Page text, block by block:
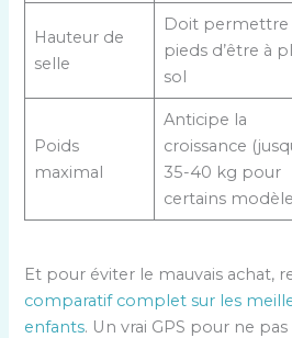
Hauteur de
selle
Doit permettre
pieds d’être à
sol
Poids
maximal
Anticipe la
croissance
35-40 kg pour
certains
Et pour éviter le mauvais achat,
comparatif complet sur les
enfants. Un vrai GPS pour ne